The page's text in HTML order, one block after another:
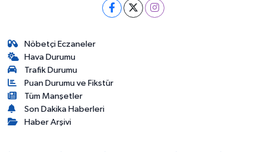
Nöbetçi Eczaneler
Hava Durumu
Trafik Durumu
Puan Durumu ve Fikstür
Tüm Manşetler
Son Dakika Haberleri
Haber Arşivi